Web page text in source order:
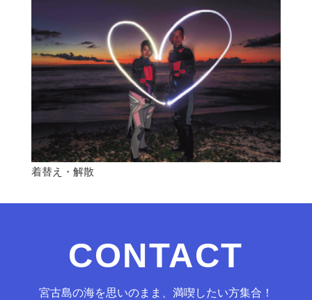
着替え・解散
CONTACT
宮古島の海を思いのまま、満喫したい方集合！